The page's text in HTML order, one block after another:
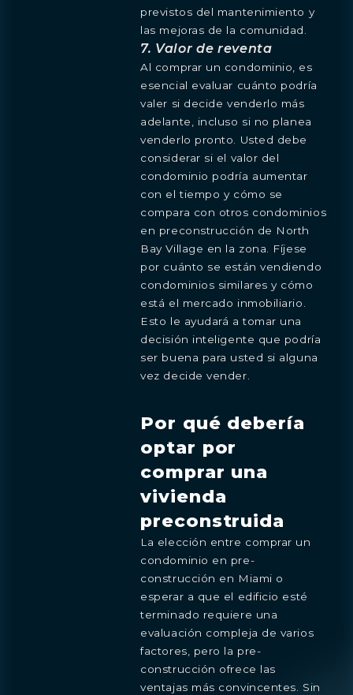
LOCALIZACIÓN
GALERIA MORE
EQUIPO
PRENSA
BLOGS
DESCARGAS
CONTÁCTANOS
ENGLISH
ESPAÑOL
CONTÁCTANOS
Obtenga más información sobre esta increíble
Agente
Preferencia
3- HABITACIONES
PENTHOUSE
Al continuar, acepta lapóliza de
de Shoma Bay.
previstos del mantenimiento y
las mejoras de la comunidad.
7. Valor de reventa
Al comprar un condominio, es
esencial evaluar cuánto podría
valer si decide venderlo más
adelante, incluso si no planea
venderlo pronto. Usted debe
considerar si el valor del
condominio podría aumentar
con el tiempo y cómo se
compara con otros condominios
en preconstrucción de North
Bay Village en la zona. Fíjese
por cuánto se están vendiendo
condominios similares y cómo
está el mercado inmobiliario.
Esto le ayudará a tomar una
decisión inteligente que podría
ser buena para usted si alguna
vez decide vender.
Por qué debería
optar por
comprar una
vivienda
preconstruida
La elección entre comprar un
condominio en pre-
construcción en Miami o
esperar a que el edificio esté
terminado requiere una
evaluación compleja de varios
factores, pero la pre-
construcción ofrece las
ventajas más convincentes. Sin